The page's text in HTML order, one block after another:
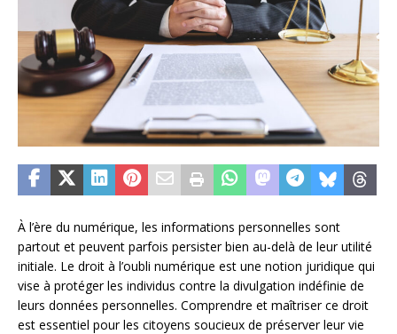
À l’ère du numérique, les informations personnelles sont
partout et peuvent parfois persister bien au-delà de leur utilité
initiale. Le droit à l’oubli numérique est une notion juridique qui
vise à protéger les individus contre la divulgation indéfinie de
leurs données personnelles. Comprendre et maîtriser ce droit
est essentiel pour les citoyens soucieux de préserver leur vie